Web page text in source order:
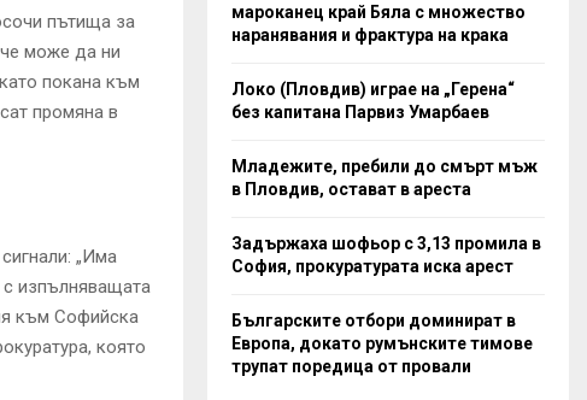
пътища за
може да ни
покана към
промяна в
„Има
изпълняващата
към Софийска
която
мароканец край Бяла с множество
наранявания и фрактура на крака
Локо (Пловдив) играе на „Герена“
без капитана Парвиз Умарбаев
Младежите, пребили до смърт мъж
в Пловдив, остават в ареста
Задържаха шофьор с 3,13 промила в
София, прокуратурата иска арест
Българските отбори доминират в
Европа, докато румънските тимове
трупат поредица от провали